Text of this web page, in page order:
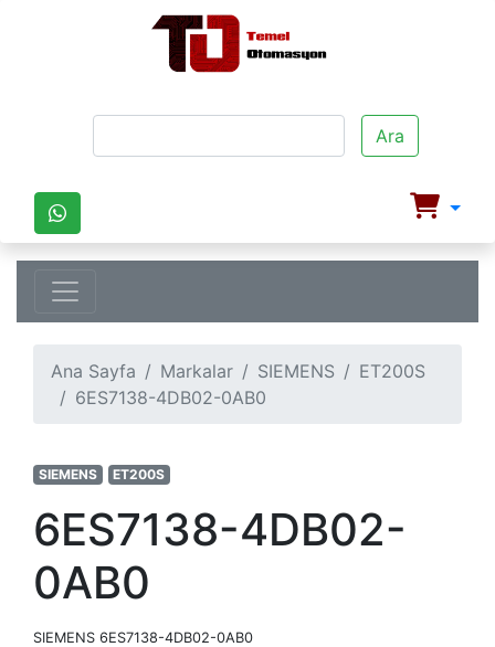
Ara
Ana Sayfa Markalar SIEMENS
ET200S
6ES7138-4DB02-0AB0
SIEMENS ET200S
6ES7138-4DB02-
0AB0
SIEMENS 6ES7138-4DB02-0AB0